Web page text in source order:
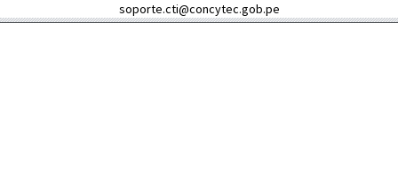
soporte.cti@concytec.gob.pe